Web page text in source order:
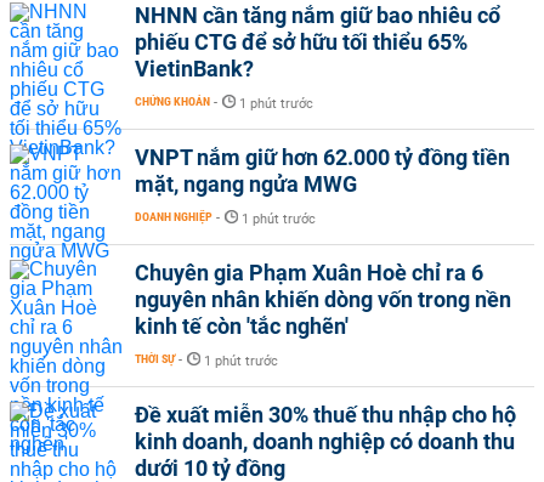
NHNN cần tăng nắm giữ bao nhiêu cổ
phiếu CTG để sở hữu tối thiểu 65%
VietinBank?
CHỨNG KHOÁN - 1 phút trước
VNPT nắm giữ hơn 62.000 tỷ đồng tiền
mặt, ngang ngửa MWG
DOANH NGHIỆP - 1 phút trước
Chuyên gia Phạm Xuân Hoè chỉ ra 6
nguyên nhân khiến dòng vốn trong nền
kinh tế còn 'tắc nghẽn'
THỜI SỰ - 1 phút trước
Đề xuất miễn 30% thuế thu nhập cho hộ
kinh doanh, doanh nghiệp có doanh thu
dưới 10 tỷ đồng